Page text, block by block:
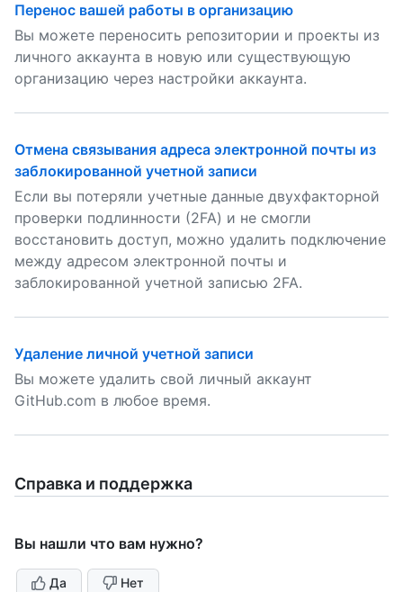
Перенос вашей работы в организацию
Вы можете переносить репозитории и проекты из
личного аккаунта в новую или существующую
организацию через настройки аккаунта.
Отмена связывания адреса электронной почты из
заблокированной учетной записи
Если вы потеряли учетные данные двухфакторной
проверки подлинности (2FA) и не смогли
восстановить доступ, можно удалить подключение
между адресом электронной почты и
заблокированной учетной записью 2FA.
Удаление личной учетной записи
Вы можете удалить свой личный аккаунт
GitHub.com в любое время.
Справка и поддержка
Вы нашли что вам нужно?
Да Нет